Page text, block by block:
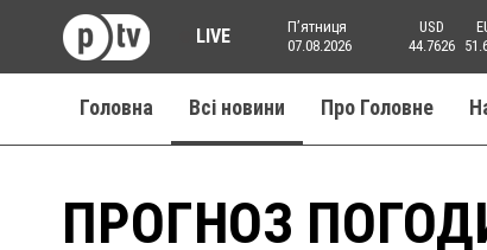
LIVE
Пʼятниця
07.08.2026
USD
44.7626
Головна Всі новини Про Головне
ПРОГНОЗ